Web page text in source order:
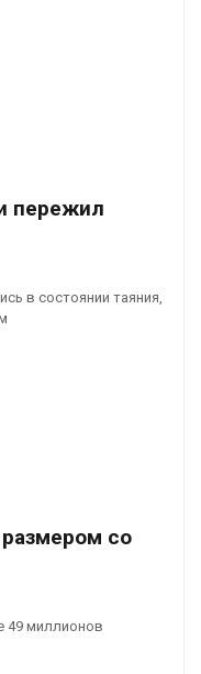
пережил
в состоянии таяния,
со
49 миллионов